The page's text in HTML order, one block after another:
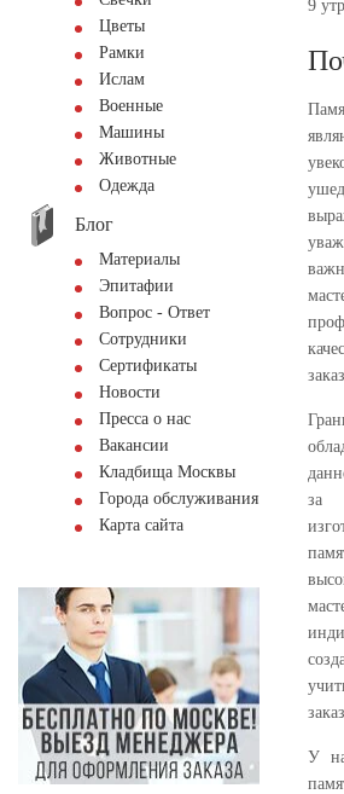
Цветы
Рамки
Ислам
Военные
Машины
Животные
Одежда
Блог
Материалы
Эпитафии
Вопрос - Ответ
Сотрудники
Сертификаты
Новости
Пресса о нас
Вакансии
Кладбища Москвы
Города обслуживания
Карта сайта
9
заказ.
за
У